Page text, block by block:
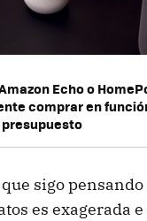
Echo o
comprar en
sigo pensando
es exagerada